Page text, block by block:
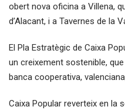
obert nova oficina a Villena,
d’Alacant, i a Tavernes de la
El Pla Estratègic de Caixa
un creixement sostenible,
banca cooperativa,
Caixa Popular reverteix en la